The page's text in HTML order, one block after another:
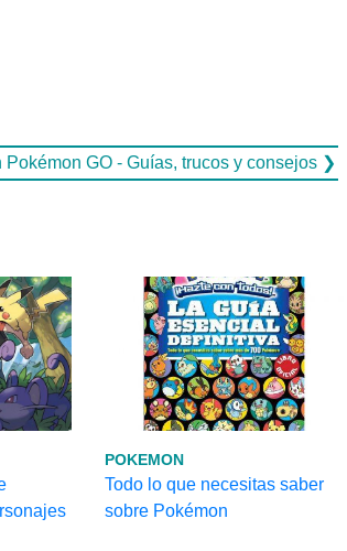
GO - Guías, trucos y consejos ❯
POKEMON
Todo lo que necesitas saber
sobre Pokémon